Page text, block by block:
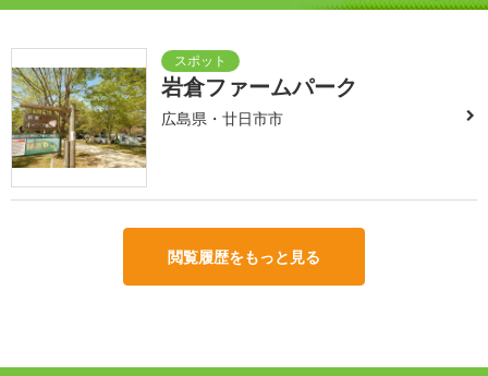
岩倉ファームパーク
広島県・廿日市市
閲覧履歴をもっと見る